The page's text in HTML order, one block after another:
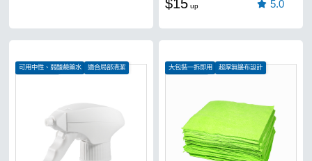
$15 5.0
可用中性、弱酸鹼藥水
適合局部清潔
大包裝一拆即用
超厚無邊布設計